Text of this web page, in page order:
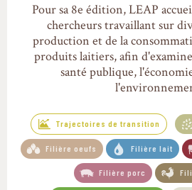
Pour sa 8e édition, LEAP
chercheurs travaillant sur
production et de la
produits laitiers, afin
santé publique,
Trajectoires de transition
Filière oeufs Filière lait
Filière porc